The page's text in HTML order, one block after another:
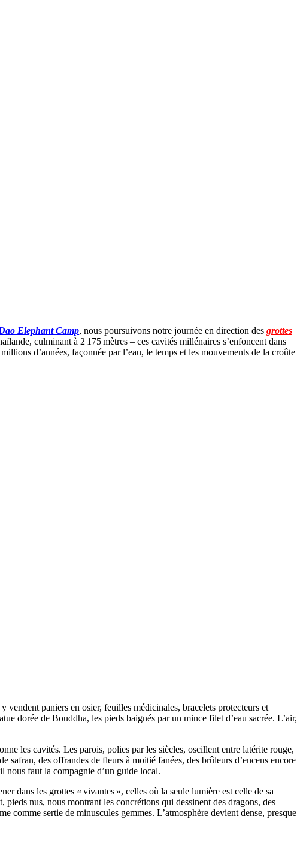
Elephant Camp, nous poursuivons notre journée en direction des grottes
culminant à 2 175 mètres – ces cavités millénaires s’enfoncent dans
d’années, façonnée par l’eau, le temps et les mouvements de la croûte
vendent paniers en osier, feuilles médicinales, bracelets protecteurs et
dorée de Bouddha, les pieds baignés par un mince filet d’eau sacrée. L’air,
les cavités. Les parois, polies par les siècles, oscillent entre latérite rouge,
safran, des offrandes de fleurs à moitié fanées, des brûleurs d’encens encore
nous faut la compagnie d’un guide local.
dans les grottes « vivantes », celles où la seule lumière est celle de sa
nus, nous montrant les concrétions qui dessinent des dragons, des
comme sertie de minuscules gemmes. L’atmosphère devient dense, presque